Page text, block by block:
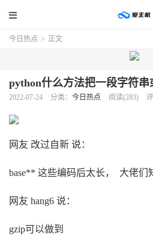
今日热点 > 正文
python什么方法把一段字符串
2022-07-24 分类： 今日热点 阅读(283)
网友 改过自新 说：
base** 这些编码后太长， 大佬们
网友 hang6 说：
gzip可以做到